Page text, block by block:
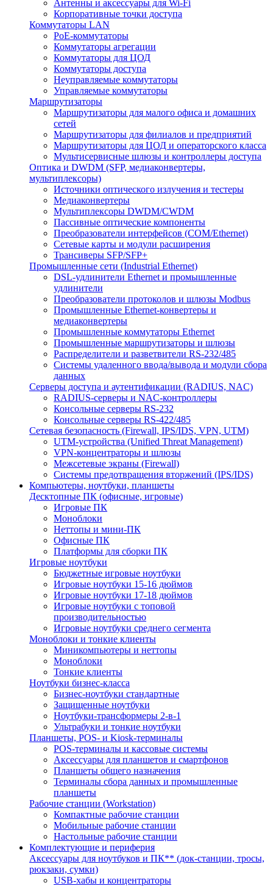
Антенны и аксессуары для Wi-Fi
Корпоративные точки доступа
Коммутаторы LAN
PoE-коммутаторы
Коммутаторы агрегации
Коммутаторы для ЦОД
Коммутаторы доступа
Неуправляемые коммутаторы
Управляемые коммутаторы
Маршрутизаторы
Маршрутизаторы для малого офиса и домашних
сетей
Маршрутизаторы для филиалов и предприятий
Маршрутизаторы для ЦОД и операторского класса
Мультисервисные шлюзы и контроллеры доступа
Оптика и DWDM (SFP, медиаконвертеры,
мультиплексоры)
Источники оптического излучения и тестеры
Медиаконвертеры
Мультиплексоры DWDM/CWDM
Пассивные оптические компоненты
Преобразователи интерфейсов (COM/Ethernet)
Сетевые карты и модули расширения
Трансиверы SFP/SFP+
Промышленные сети (Industrial Ethernet)
DSL-удлинители Ethernet и промышленные
удлинители
Преобразователи протоколов и шлюзы Modbus
Промышленные Ethernet-конвертеры и
медиаконвертеры
Промышленные коммутаторы Ethernet
Промышленные маршрутизаторы и шлюзы
Распределители и разветвители RS-232/485
Системы удаленного ввода/вывода и модули сбора
данных
Серверы доступа и аутентификации (RADIUS, NAC)
RADIUS-серверы и NAC-контроллеры
Консольные серверы RS-232
Консольные серверы RS-422/485
Сетевая безопасность (Firewall, IPS/IDS, VPN, UTM)
UTM-устройства (Unified Threat Management)
VPN-концентраторы и шлюзы
Межсетевые экраны (Firewall)
Системы предотвращения вторжений (IPS/IDS)
Компьютеры, ноутбуки, планшеты
Десктопные ПК (офисные, игровые)
Игровые ПК
Моноблоки
Неттопы и мини-ПК
Офисные ПК
Платформы для сборки ПК
Игровые ноутбуки
Бюджетные игровые ноутбуки
Игровые ноутбуки 15-16 дюймов
Игровые ноутбуки 17-18 дюймов
Игровые ноутбуки с топовой
производительностью
Игровые ноутбуки среднего сегмента
Моноблоки и тонкие клиенты
Миникомпьютеры и неттопы
Моноблоки
Тонкие клиенты
Ноутбуки бизнес-класса
Бизнес-ноутбуки стандартные
Защищенные ноутбуки
Ноутбуки-трансформеры 2-в-1
Ультрабуки и тонкие ноутбуки
Планшеты, POS- и Kiosk-терминалы
POS-терминалы и кассовые системы
Аксессуары для планшетов и смартфонов
Планшеты общего назначения
Терминалы сбора данных и промышленные
планшеты
Рабочие станции (Workstation)
Компактные рабочие станции
Мобильные рабочие станции
Настольные рабочие станции
Комплектующие и периферия
Аксессуары для ноутбуков и ПК** (док-станции, тросы,
рюкзаки, сумки)
USB-хабы и концентраторы